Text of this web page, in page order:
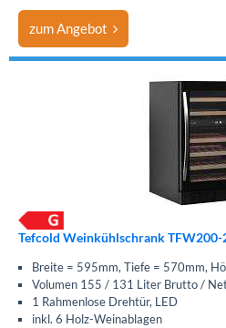
zum Angebot
Tefcold Weinkühlschrank TFW200-
Breite = 595mm, Tiefe = 570mm,
Volumen 155 / 131 Liter Brutto /
1 Rahmenlose Drehtür, LED
inkl. 6 Holz-Weinablagen